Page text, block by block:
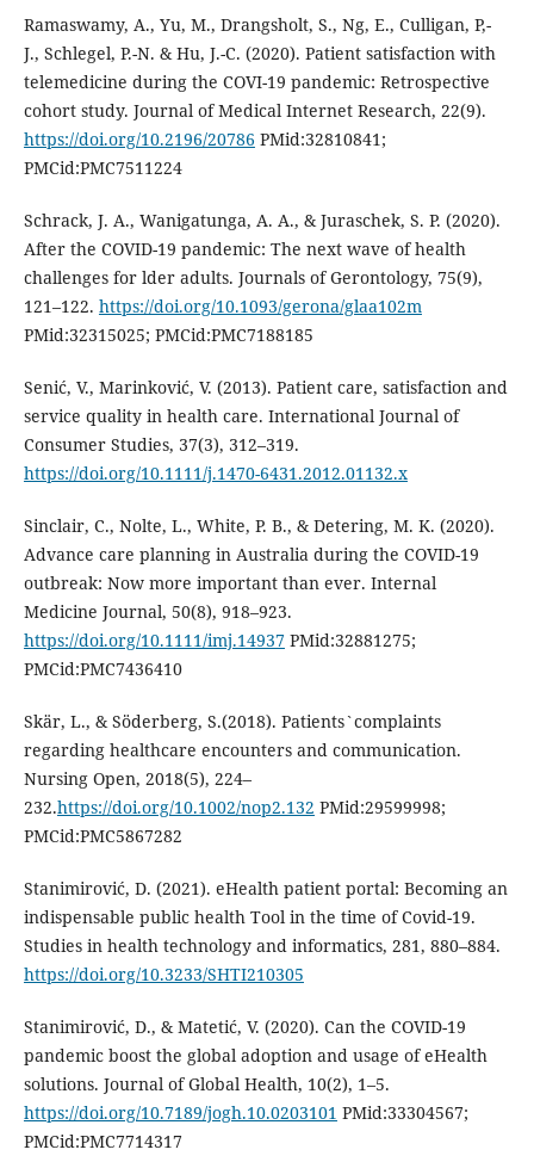
Ramaswamy, A., Yu, M., Drangsholt, S., Ng, E., Culligan, P,-
J., Schlegel, P.-N. & Hu, J.-C. (2020). Patient satisfaction with
telemedicine during the COVI-19 pandemic: Retrospective
cohort study. Journal of Medical Internet Research, 22(9).
https://doi.org/10.2196/20786 PMid:32810841;
PMCid:PMC7511224
Schrack, J. A., Wanigatunga, A. A., & Juraschek, S. P. (2020).
After the COVID-19 pandemic: The next wave of health
challenges for lder adults. Journals of Gerontology, 75(9),
121–122. https://doi.org/10.1093/gerona/glaa102m
PMid:32315025; PMCid:PMC7188185
Senić, V., Marinković, V. (2013). Patient care, satisfaction and
service quality in health care. International Journal of
Consumer Studies, 37(3), 312–319.
https://doi.org/10.1111/j.1470-6431.2012.01132.x
Sinclair, C., Nolte, L., White, P. B., & Detering, M. K. (2020).
Advance care planning in Australia during the COVID-19
outbreak: Now more important than ever. Internal
Medicine Journal, 50(8), 918–923.
https://doi.org/10.1111/imj.14937PMid:32881275;
PMCid:PMC7436410
Skär, L., & Söderberg, S.(2018). Patients`complaints
regarding healthcare encounters and communication.
Nursing Open, 2018(5), 224–
232.https://doi.org/10.1002/nop2.132 PMid:29599998;
PMCid:PMC5867282
Stanimirović, D. (2021). eHealth patient portal: Becoming an
indispensable public health Tool in the time of Covid-19.
Studies in health technology and informatics, 281, 880–884.
https://doi.org/10.3233/SHTI210305
Stanimirović, D., & Matetić, V. (2020). Can the COVID-19
pandemic boost the global adoption and usage of eHealth
solutions. Journal of Global Health, 10(2), 1–5.
https://doi.org/10.7189/jogh.10.0203101 PMid:33304567;
PMCid:PMC7714317